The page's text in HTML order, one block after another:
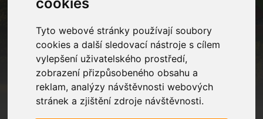
Tyto webové stránky používají soubory
cookies a další sledovací nástroje s cílem
vylepšení uživatelského prostředí,
zobrazení přizpůsobeného obsahu a
reklam, analýzy návštěvnosti webových
stránek a zjištění zdroje návštěvnosti.
Uzavření MŠ v době letních
prázdnin
Ředitelka MŠ Zlámanec po dohodě se zřizovatelem
oznamuje, že v době letních prázdnin bude školka od